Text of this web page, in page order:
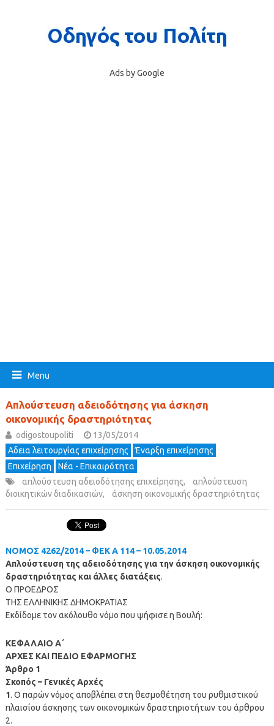
Ads by Google
Menu
Απλούστευση αδειοδότησης για άσκηση
οικονομικής δραστηριότητας
odigostoupoliti
13/05/2014
Αδεια λειτουργίας επιχείρησης
Έναρξη επιχείρησης
Επιχείρηση
Νέα - Επικαιρότητα
απλούστευση αδειοδότησης επιχείρησης,
απλούστευση
διοικητικών διαδικασιών, άσκηση οικονομικής δραστηριότητας
ΝΟΜΟΣ 4262/2014 – ΦΕΚ Α 114 – 10.05.2014
Απλούστευση της αδειοδότησης για την άσκηση οικονομικής
δραστηριότητας και άλλες διατάξεις.
Ο ΠΡΟΕΔΡΟΣ
ΤΗΣ ΕΛΛΗΝΙΚΗΣ ΔΗΜΟΚΡΑΤΙΑΣ
Εκδίδομε τον ακόλουθο νόμο που ψήφισε η Βουλή:
ΚΕΦΑΛΑΙΟ Α΄
ΑΡΧΕΣ ΚΑΙ ΠΕΔΙΟ ΕΦΑΡΜΟΓΗΣ
Άρθρο 1
Σκοπός – Γενικές Αρχές
1. Ο παρών νόμος αποβλέπει στη θεσμοθέτηση του ρυθμιστικού
πλαισίου άσκησης των οικονομικών δραστηριοτήτων του άρθρου
2.